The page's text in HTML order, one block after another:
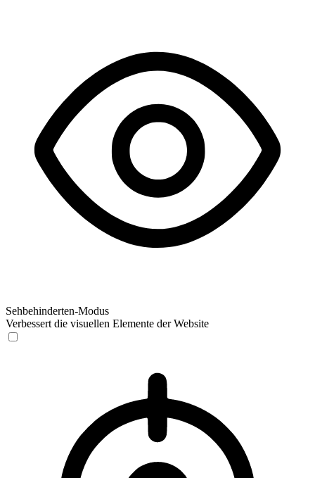
Sehbehinderten-Modus
Verbessert die visuellen Elemente der Website